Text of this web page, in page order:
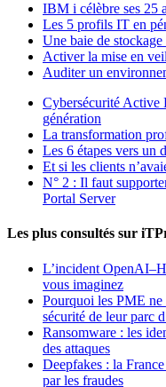
IBM i célèbre ses 25
Les 5 profils IT en
Une baie de stockage
Activer la mise en
Auditer un
Cybersécurité Active
génération
La transformation
Les 6 étapes vers un
Et si les clients
N° 2 : Il faut
Portal Server
Les plus consultés sur
L’incident
vous imaginez
Pourquoi les PME ne
sécurité de leur parc
Ransomware : les
des attaques
Deepfakes : la
par les fraudes